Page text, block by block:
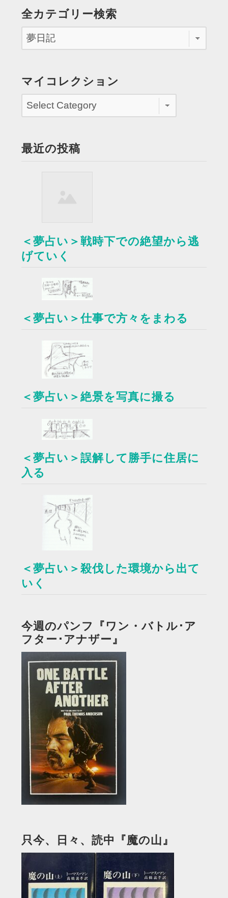
な
の
行
動
す
の
ペ
ー
送
り
全カテゴリー検索
マイコレクション
最近の投稿
＜夢占い＞戦時下での絶望から逃
げていく
＜夢占い＞仕事で方々をまわる
＜夢占い＞絶景を写真に撮る
＜夢占い＞誤解して勝手に住居に
入る
＜夢占い＞殺伐した環境から出て
いく
今週のパンフ『ワン・バトル･ア
フター･アナザー』
只今、日々、読中『魔の山』